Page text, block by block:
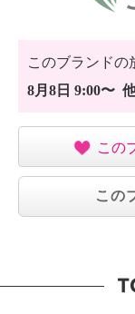
このブランドの
8月8日 9:00〜
この
この